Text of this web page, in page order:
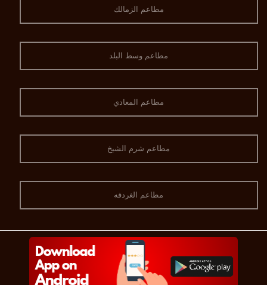
مطاعم الزمالك
مطاعم وسط البلد
مطاعم المعادي
مطاعم شرم الشيخ
مطاعم الغردقه